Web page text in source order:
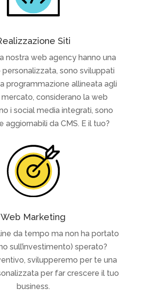
Siti
nostra web agency hanno una
sono sviluppati
programmazione allineata agli
considerano la web
i social media integrati, sono
aggiornabili da CMS. E il tuo?
Web Marketing
da tempo ma non ha portato
sull’investimento) sperato?
svilupperemo per te una
per far crescere il tuo
business.